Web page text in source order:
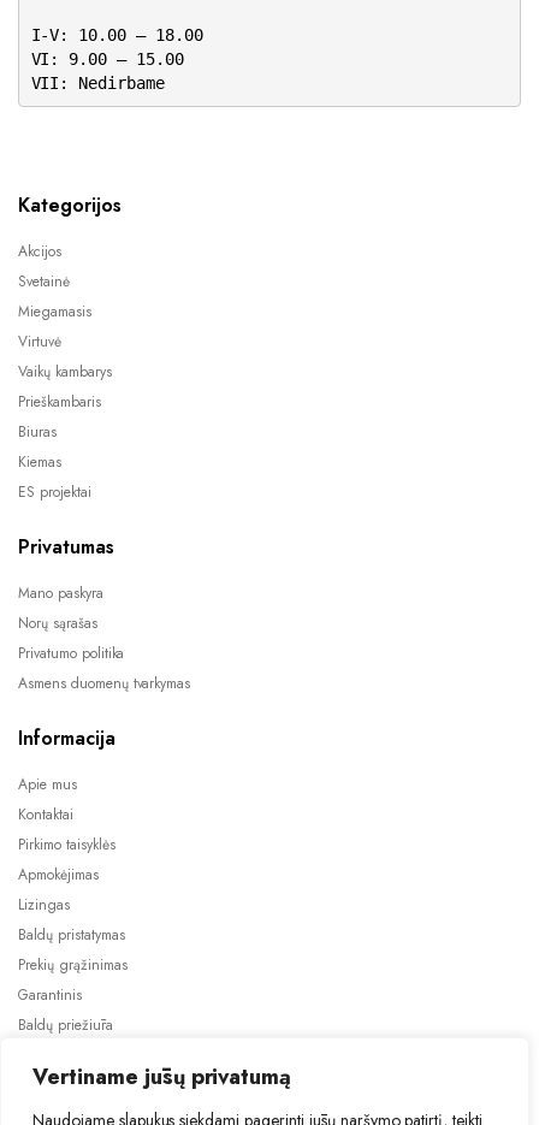
Vertiname jūsų privatumą
Naudojame slapukus siekdami pagerinti jūsų naršymo patirtį, teikti
I-V: 10.00 – 18.00
VI: 9.00 – 15.00
VII: Nedirbame
Kategorijos
Akcijos
Svetainė
Miegamasis
Virtuvė
Vaikų kambarys
Prieškambaris
Biuras
Kiemas
ES projektai
Privatumas
Mano paskyra
Norų sąrašas
Privatumo politika
Asmens duomenų tvarkymas
Informacija
Apie mus
Kontaktai
Pirkimo taisyklės
Apmokėjimas
Lizingas
Baldų pristatymas
Prekių grąžinimas
Garantinis
Baldų priežiūra